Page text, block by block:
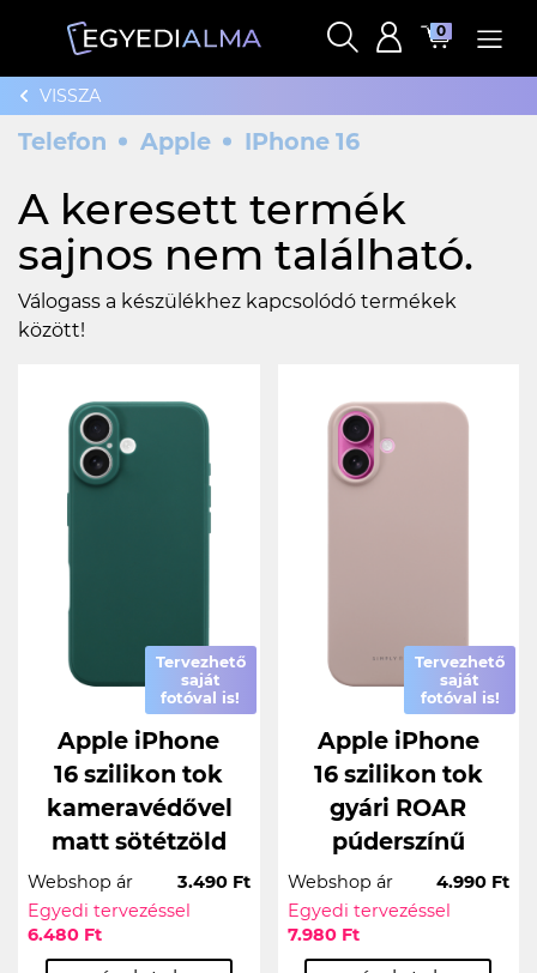
0
VISSZA
Telefon Apple IPhone 16
A keresett termék
sajnos nem található.
Válogass a készülékhez kapcsolódó termékek
között!
Tervezhető
saját
fotóval is!
Apple iPhone
16 szilikon tok
kameravédővel
matt sötétzöld
Webshop ár
3.490 Ft
Egyedi tervezéssel
6.480 Ft
Tervezhető
saját
fotóval is!
Apple iPhone
16 szilikon tok
gyári ROAR
púderszínű
Webshop ár
4.990 Ft
Egyedi tervezéssel
7.980 Ft